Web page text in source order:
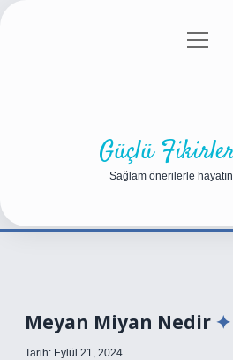
Gizlilik menüyü
Güçlü
Sağlam önerilerle
Meyan Miyan Nedir
Tarih: Eylül 21, 2024